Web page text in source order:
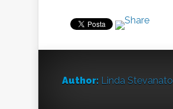
Author: Linda Stevanato